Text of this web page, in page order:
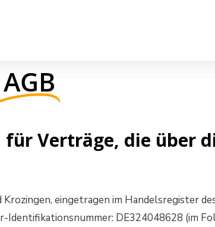
AGB
Verträge, die über
eingetragen im Handelsregister
DE324048628 (im